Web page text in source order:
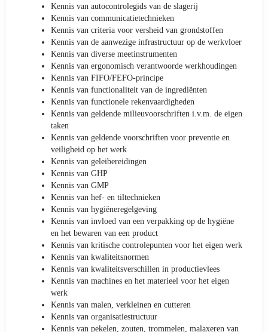
Kennis van autocontrolegids van de slagerij
Kennis van communicatietechnieken
Kennis van criteria voor versheid van grondstoffen
Kennis van de aanwezige infrastructuur op de werkvloer
Kennis van diverse meetinstrumenten
Kennis van ergonomisch verantwoorde werkhoudingen
Kennis van FIFO/FEFO-principe
Kennis van functionaliteit van de ingrediënten
Kennis van functionele rekenvaardigheden
Kennis van geldende milieuvoorschriften i.v.m. de eigen
taken
Kennis van geldende voorschriften voor preventie en
veiligheid op het werk
Kennis van geleibereidingen
Kennis van GHP
Kennis van GMP
Kennis van hef- en tiltechnieken
Kennis van hygiëneregelgeving
Kennis van invloed van een verpakking op de hygiëne
en het bewaren van een product
Kennis van kritische controlepunten voor het eigen werk
Kennis van kwaliteitsnormen
Kennis van kwaliteitsverschillen in productievlees
Kennis van machines en het materieel voor het eigen
werk
Kennis van malen, verkleinen en cutteren
Kennis van organisatiestructuur
Kennis van pekelen, zouten, trommelen, malaxeren van